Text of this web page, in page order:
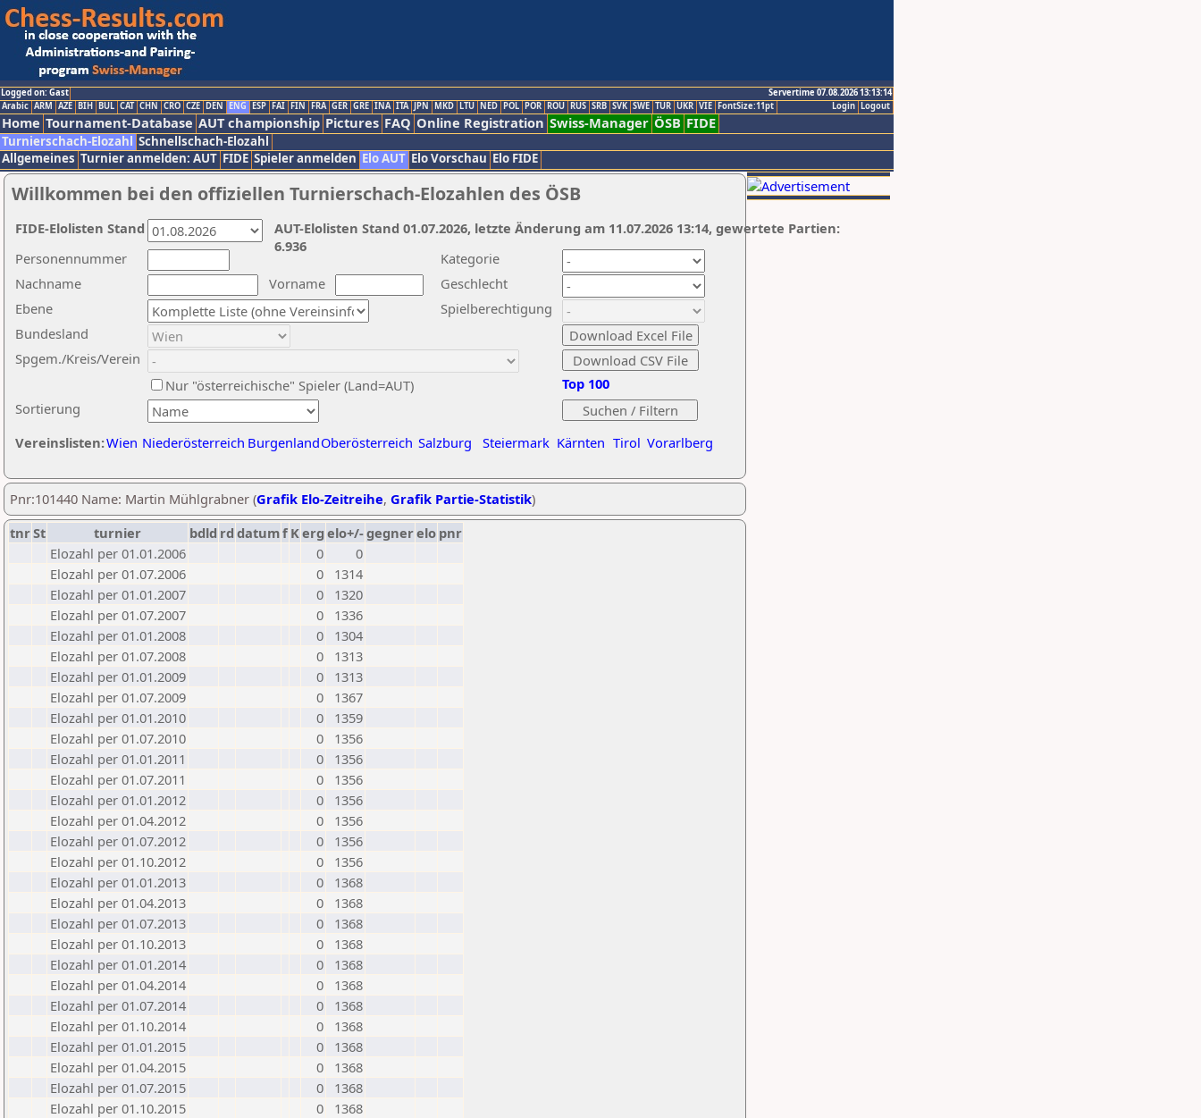
Logged on: Gast
Servertime 07.08.2026 13:13:14
Logout
Login
Arabic ARM AZE BIH BUL CAT CHN CRO CZE DEN ENG ESP FAI FIN FRA GER GRE INA ITA JPN MKD LTU NED POL POR ROU RUS SRB SVK SWE TUR UKR VIE FontSize:11pt
Home Tournament-Database AUT championship Pictures FAQ Online Registration Swiss-Manager ÖSB FIDE
Turnierschach-Elozahl Schnellschach-Elozahl
Allgemeines Turnier anmelden: AUT FIDE Spieler anmelden Elo AUT Elo Vorschau Elo FIDE
Willkommen bei den offiziellen Turnierschach-Elozahlen des ÖSB
Nachname
Vorname
Ebene
Kategorie
Sortierung
Personennummer
Bundesland
Spgem./Kreis/Verein
Geschlecht
Nur "österreichische" Spieler (Land=AUT)
Spielberechtigung
Vereinslisten:Wien Niederösterreich BurgenlandOberösterreich Salzburg Steiermark Kärnten Tirol Vorarlberg
Top 100
AUT-Elolisten Stand 01.07.2026, letzte Änderung am 11.07.2026 13:14, gewertete Partien:
6.936
FIDE-Elolisten Stand
Pnr:101440 Name: Martin Mühlgrabner (Grafik Elo-Zeitreihe, Grafik Partie-Statistik)
tnrSt turnier bdld rd datumf Kerg elo+/-gegnerelo pnr
Elozahl per 01.01.2006
0
0
Elozahl per 01.07.2006
0
1314
Elozahl per 01.01.2007
0
1320
Elozahl per 01.07.2007
0
1336
Elozahl per 01.01.2008
0
1304
Elozahl per 01.07.2008
0
1313
Elozahl per 01.01.2009
0
1313
Elozahl per 01.07.2009
0
1367
Elozahl per 01.01.2010
0
1359
Elozahl per 01.07.2010
0
1356
Elozahl per 01.01.2011
0
1356
Elozahl per 01.07.2011
0
1356
Elozahl per 01.01.2012
0
1356
Elozahl per 01.04.2012
0
1356
Elozahl per 01.07.2012
0
1356
Elozahl per 01.10.2012
0
1356
Elozahl per 01.01.2013
0
1368
Elozahl per 01.04.2013
0
1368
Elozahl per 01.07.2013
0
1368
Elozahl per 01.10.2013
0
1368
Elozahl per 01.01.2014
0
1368
Elozahl per 01.04.2014
0
1368
Elozahl per 01.07.2014
0
1368
Elozahl per 01.10.2014
0
1368
Elozahl per 01.01.2015
0
1368
Elozahl per 01.04.2015
0
1368
Elozahl per 01.07.2015
0
1368
Elozahl per 01.10.2015
0
1368